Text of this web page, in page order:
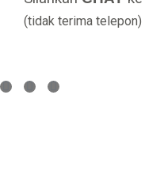
(tidak terima telepon)